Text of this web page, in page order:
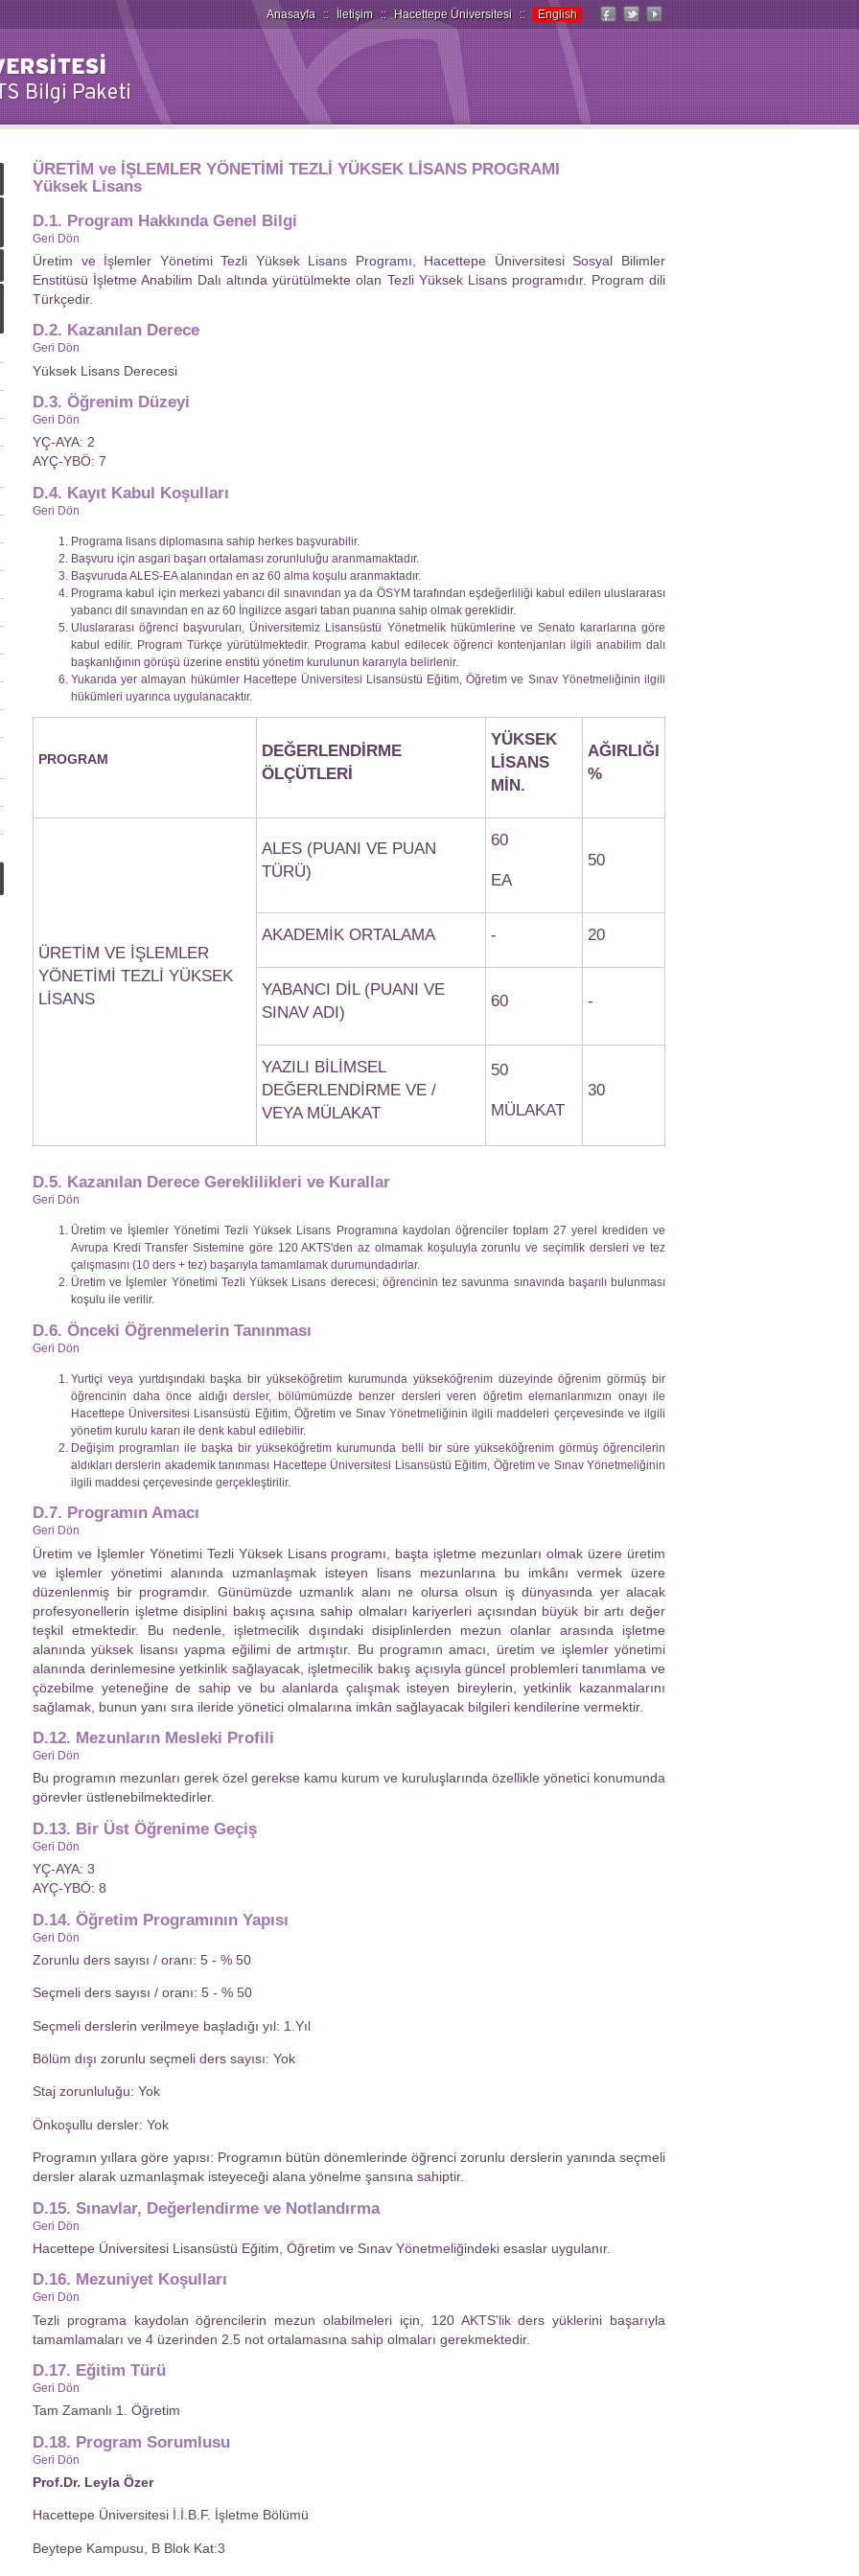
Anasayfa :: İletişim :: Hacettepe Üniversitesi :: English
ÜRETİM ve İŞLEMLER YÖNETİMİ TEZLİ YÜKSEK LİSANS PROGRAMI
Yüksek Lisans
D.1. Program Hakkında Genel Bilgi
Geri Dön
Üretim ve İşlemler Yönetimi Tezli Yüksek Lisans Programı, Hacettepe Üniversitesi Sosyal Bilimler
Enstitüsü İşletme Anabilim Dalı altında yürütülmekte olan Tezli Yüksek Lisans programıdır. Program dili
Türkçedir.
D.2. Kazanılan Derece
Geri Dön
Yüksek Lisans Derecesi
D.3. Öğrenim Düzeyi
Geri Dön
YÇ-AYA: 2
AYÇ-YBÖ: 7
D.4. Kayıt Kabul Koşulları
Geri Dön
Programa lisans diplomasına sahip herkes başvurabilir.
Başvuru için asgari başarı ortalaması zorunluluğu aranmamaktadır.
Başvuruda ALES-EA alanından en az 60 alma koşulu aranmaktadır.
Programa kabul için merkezi yabancı dil sınavından ya da ÖSYM tarafından eşdeğerliliği kabul edilen uluslararası
yabancı dil sınavından en az 60 İngilizce asgari taban puanına sahip olmak gereklidir.
Uluslararası öğrenci başvuruları, Üniversitemiz Lisansüstü Yönetmelik hükümlerine ve Senato kararlarına göre
kabul edilir. Program Türkçe yürütülmektedir. Programa kabul edilecek öğrenci kontenjanları ilgili anabilim dalı
başkanlığının görüşü üzerine enstitü yönetim kurulunun kararıyla belirlenir.
Yukarıda yer almayan hükümler Hacettepe Üniversitesi Lisansüstü Eğitim, Öğretim ve Sınav Yönetmeliğinin ilgili
hükümleri uyarınca uygulanacaktır.
PROGRAM
DEĞERLENDİRME
ÖLÇÜTLERİ
YÜKSEK
LİSANS
MİN.
AĞIRLIĞI
%
ÜRETİM VE İŞLEMLER
YÖNETİMİ TEZLİ YÜKSEK
LİSANS
ALES (PUANI VE PUAN
TÜRÜ)
60
EA
50
AKADEMİK ORTALAMA - 20
YABANCI DİL (PUANI VE
SINAV ADI)
60 -
YAZILI BİLİMSEL
DEĞERLENDİRME VE /
VEYA MÜLAKAT
50
MÜLAKAT
30
D.5. Kazanılan Derece Gereklilikleri ve Kurallar
Geri Dön
Üretim ve İşlemler Yönetimi Tezli Yüksek Lisans Programına kaydolan öğrenciler toplam 27 yerel krediden ve
Avrupa Kredi Transfer Sistemine göre 120 AKTS'den az olmamak koşuluyla zorunlu ve seçimlik dersleri ve tez
çalışmasını (10 ders + tez) başarıyla tamamlamak durumundadırlar.
Üretim ve İşlemler Yönetimi Tezli Yüksek Lisans derecesi; öğrencinin tez savunma sınavında başarılı bulunması
koşulu ile verilir.
D.6. Önceki Öğrenmelerin Tanınması
Geri Dön
Yurtiçi veya yurtdışındaki başka bir yükseköğretim kurumunda yükseköğrenim düzeyinde öğrenim görmüş bir
öğrencinin daha önce aldığı dersler, bölümümüzde benzer dersleri veren öğretim elemanlarımızın onayı ile
Hacettepe Üniversitesi Lisansüstü Eğitim, Öğretim ve Sınav Yönetmeliğinin ilgili maddeleri çerçevesinde ve ilgili
yönetim kurulu kararı ile denk kabul edilebilir.
Değişim programları ile başka bir yükseköğretim kurumunda belli bir süre yükseköğrenim görmüş öğrencilerin
aldıkları derslerin akademik tanınması Hacettepe Üniversitesi Lisansüstü Eğitim, Öğretim ve Sınav Yönetmeliğinin
ilgili maddesi çerçevesinde gerçekleştirilir.
D.7. Programın Amacı
Geri Dön
Üretim ve İşlemler Yönetimi Tezli Yüksek Lisans programı, başta işletme mezunları olmak üzere üretim
ve işlemler yönetimi alanında uzmanlaşmak isteyen lisans mezunlarına bu imkânı vermek üzere
düzenlenmiş bir programdır. Günümüzde uzmanlık alanı ne olursa olsun iş dünyasında yer alacak
profesyonellerin işletme disiplini bakış açısına sahip olmaları kariyerleri açısından büyük bir artı değer
teşkil etmektedir. Bu nedenle, işletmecilik dışındaki disiplinlerden mezun olanlar arasında işletme
alanında yüksek lisansı yapma eğilimi de artmıştır. Bu programın amacı, üretim ve işlemler yönetimi
alanında derinlemesine yetkinlik sağlayacak, işletmecilik bakış açısıyla güncel problemleri tanımlama ve
çözebilme yeteneğine de sahip ve bu alanlarda çalışmak isteyen bireylerin, yetkinlik kazanmalarını
sağlamak, bunun yanı sıra ileride yönetici olmalarına imkân sağlayacak bilgileri kendilerine vermektir.
D.12. Mezunların Mesleki Profili
Geri Dön
Bu programın mezunları gerek özel gerekse kamu kurum ve kuruluşlarında özellikle yönetici konumunda
görevler üstlenebilmektedirler.
D.13. Bir Üst Öğrenime Geçiş
Geri Dön
YÇ-AYA: 3
AYÇ-YBÖ: 8
D.14. Öğretim Programının Yapısı
Geri Dön
Zorunlu ders sayısı / oranı: 5 - % 50
Seçmeli ders sayısı / oranı: 5 - % 50
Seçmeli derslerin verilmeye başladığı yıl: 1.Yıl
Bölüm dışı zorunlu seçmeli ders sayısı: Yok
Staj zorunluluğu: Yok
Önkoşullu dersler: Yok
Programın yıllara göre yapısı: Programın bütün dönemlerinde öğrenci zorunlu derslerin yanında seçmeli
dersler alarak uzmanlaşmak isteyeceği alana yönelme şansına sahiptir.
D.15. Sınavlar, Değerlendirme ve Notlandırma
Geri Dön
Hacettepe Üniversitesi Lisansüstü Eğitim, Öğretim ve Sınav Yönetmeliğindeki esaslar uygulanır.
D.16. Mezuniyet Koşulları
Geri Dön
Tezli programa kaydolan öğrencilerin mezun olabilmeleri için, 120 AKTS'lik ders yüklerini başarıyla
tamamlamaları ve 4 üzerinden 2.5 not ortalamasına sahip olmaları gerekmektedir.
D.17. Eğitim Türü
Geri Dön
Tam Zamanlı 1. Öğretim
D.18. Program Sorumlusu
Geri Dön
Prof.Dr. Leyla Özer
Hacettepe Üniversitesi İ.İ.B.F. İşletme Bölümü
Beytepe Kampusu, B Blok Kat:3